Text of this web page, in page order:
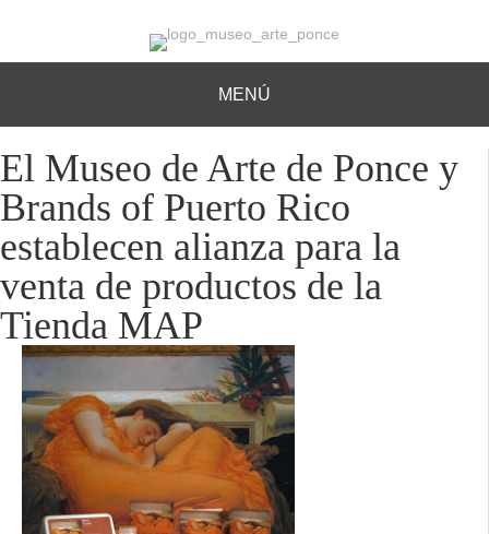
MENÚ
El Museo de Arte de Ponce y
Brands of Puerto Rico
establecen alianza para la
venta de productos de la
Tienda MAP